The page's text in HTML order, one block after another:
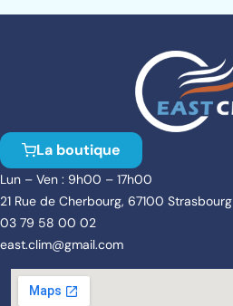
La boutique
Lun – Ven : 9h00 – 17h00
21 Rue de Cherbourg, 67100 Strasbourg
03 79 58 00 02
east.clim@gmail.com